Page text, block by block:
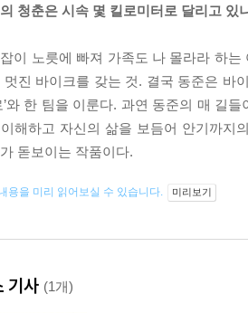
청춘은 시속 몇 킬로미터로 달리고 있
이 노릇에 빠져 가족도 나 몰라라 하
멋진 바이크를 갖는 것. 결국 동준은 바
’와 한 팀을 이룬다. 과연 동준의 매 길
해하고 자신의 삶을 보듬어 안기까지
돋보이는 작품이다.
용을 미리 읽어보실 수 있습니다. 미리보기
기사 (1개)